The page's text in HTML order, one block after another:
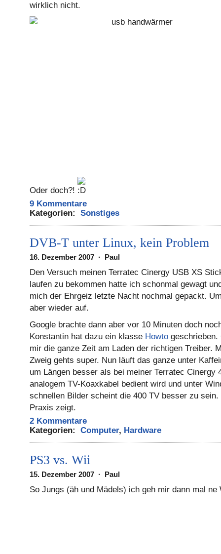
wirklich nicht.
Oder doch?!
9 Kommentare
Kategorien: Sonstiges
DVB-T unter Linux, kein Problem
16. Dezember 2007 · Paul
Den Versuch meinen Terratec Cinergy USB XS
laufen zu bekommen hatte ich schonmal gewagt
mich der Ehrgeiz letzte Nacht nochmal gepackt.
aber wieder auf.
Google brachte dann aber vor 10 Minuten doch
Konstantin hat dazu ein klasse Howto
mir die ganze Zeit am Laden der richtigen Treiber.
Zweig gehts super. Nun läuft das ganze unter
um Längen besser als bei meiner Terratec Cinergy
analogem TV-Koaxkabel bedient wird und unter
schnellen Bilder scheint die 400 TV besser zu
Praxis zeigt.
2 Kommentare
Kategorien: Computer, Hardware
PS3 vs. Wii
15. Dezember 2007 · Paul
So Jungs (äh und Mädels) ich geh mir dann mal ne